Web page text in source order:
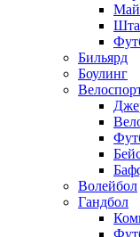
Бильярд
Боулинг
Волейбол
Гандбол